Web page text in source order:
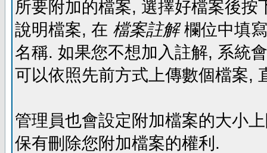
所要附加的檔案, 選擇好檔案後
說明檔案, 在 檔案註解欄位中填
名稱. 如果您不想加入註解, 系統
可以依照先前方式上傳數個檔案,
管理員也會設定附加檔案的大小
保有刪除您附加檔案的權利.